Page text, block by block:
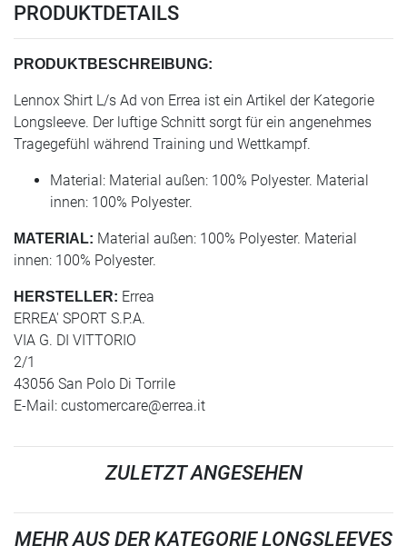
PRODUKTDETAILS
PRODUKTBESCHREIBUNG:
Lennox Shirt L/s Ad von Errea ist ein Artikel der Kategorie
Longsleeve. Der luftige Schnitt sorgt für ein angenehmes
Tragegefühl während Training und Wettkampf.
Material: Material außen: 100% Polyester. Material
innen: 100% Polyester.
MATERIAL: Material außen: 100% Polyester. Material
innen: 100% Polyester.
HERSTELLER: Errea
ERREA' SPORT S.P.A.
VIA G. DI VITTORIO
2/1
43056 San Polo Di Torrile
E-Mail: customercare@errea.it
ZULETZT ANGESEHEN
MEHR AUS DER KATEGORIE LONGSLEEVES